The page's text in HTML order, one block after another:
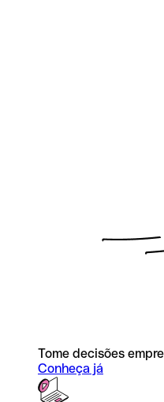
Tome decisões
Conheça já